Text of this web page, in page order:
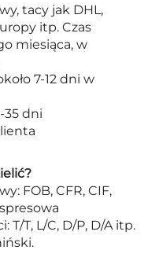
tacy jak DHL,
itp. Czas
miesiąca, w
7-12 dni w
35 dni
FOB, CFR, CIF,
T, L/C, D/P, D/A itp.